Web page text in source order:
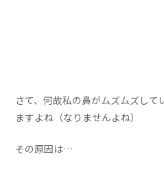
さて、何故私の鼻がムズムズし
ますよね（なりませんよね）
その原因は…